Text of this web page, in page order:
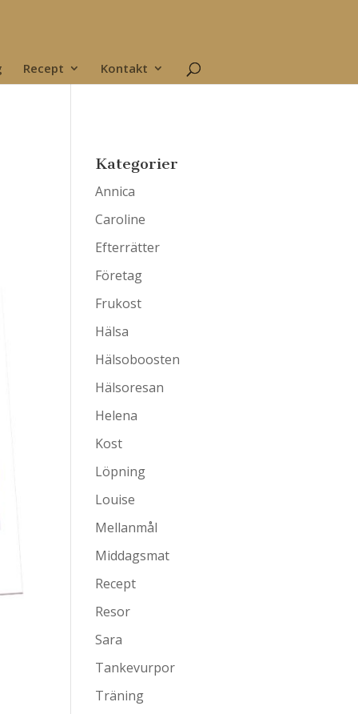
Recept Kontakt
Kategorier
Annica
Caroline
Efterrätter
Företag
Frukost
Hälsa
Hälsoboosten
Hälsoresan
Helena
Kost
Löpning
Louise
Mellanmål
Middagsmat
Recept
Resor
Sara
Tankevurpor
Träning